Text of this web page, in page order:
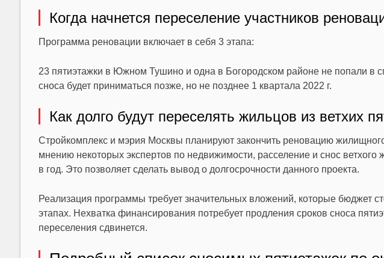
Когда начнется переселение участников
Программа реновации включает в себя 3 этапа:
23 пятиэтажки в Южном Тушино и одна в Богородском районе не попали в
сноса будет приниматься позже, но не позднее 1 квартала 2022 г.
Как долго будут переселять жильцов из ветхих
Стройкомплекс и мэрия Москвы планируют закончить реновацию
мнению некоторых экспертов по недвижимости, расселение и снос ветхого
в год. Это позволяет сделать вывод о долгосрочности данного проекта.
Реализация программы требует значительных вложений, которые бюджет
этапах. Нехватка финансирования потребует продления сроков сноса
переселения сдвинется.